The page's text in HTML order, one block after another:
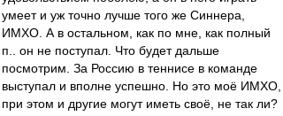
умеет и уж точно лучше того же Синнера,
ИМХО. А в остальном, как по мне, как полный
п.. он не поступал. Что будет дальше
посмотрим. За Россию в теннисе в команде
выступал и вполне успешно. Но это моё ИМХО,
при этом и другие могут иметь своё, не так ли?